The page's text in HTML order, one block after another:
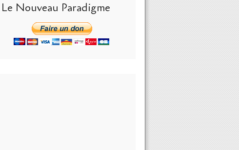
Le Nouveau Paradigme